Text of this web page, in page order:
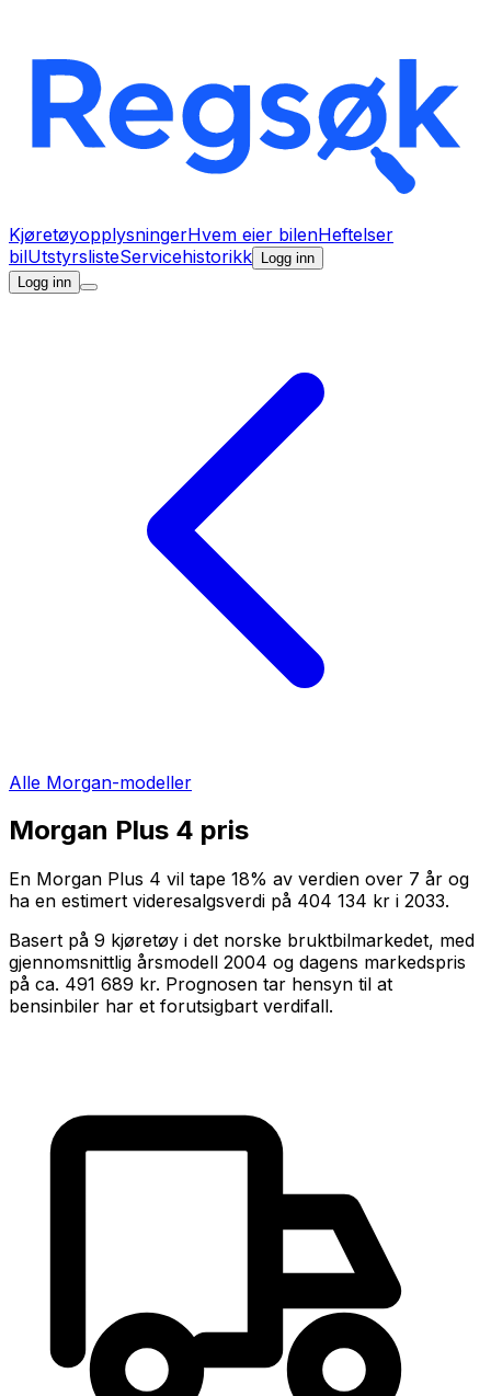
KjøretøyopplysningerHvem eier bilenHeftelser
bilUtstyrslisteServicehistorikk Logg inn
Logg inn
Alle Morgan-modeller
Morgan Plus 4 pris
En Morgan Plus 4 vil tape 18% av verdien over 7 år og
ha en estimert videresalgsverdi på 404 134 kr i 2033.
Basert på 9 kjøretøy i det norske bruktbilmarkedet, med
gjennomsnittlig årsmodell 2004 og dagens markedspris
på ca. 491 689 kr. Prognosen tar hensyn til at
bensinbiler har et forutsigbart verdifall.